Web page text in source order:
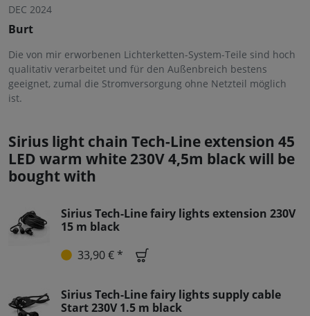
DEC 2024
Burt
Die von mir erworbenen Lichterketten-System-Teile sind hoch
qualitativ verarbeitet und für den Außenbreich bestens
geeignet, zumal die Stromversorgung ohne Netzteil möglich
ist.
Sirius light chain Tech-Line extension 45
LED warm white 230V 4,5m black will be
bought with
Sirius Tech-Line fairy lights extension 230V
15 m black
33,90 € *
Sirius Tech-Line fairy lights supply cable
Start 230V 1.5 m black